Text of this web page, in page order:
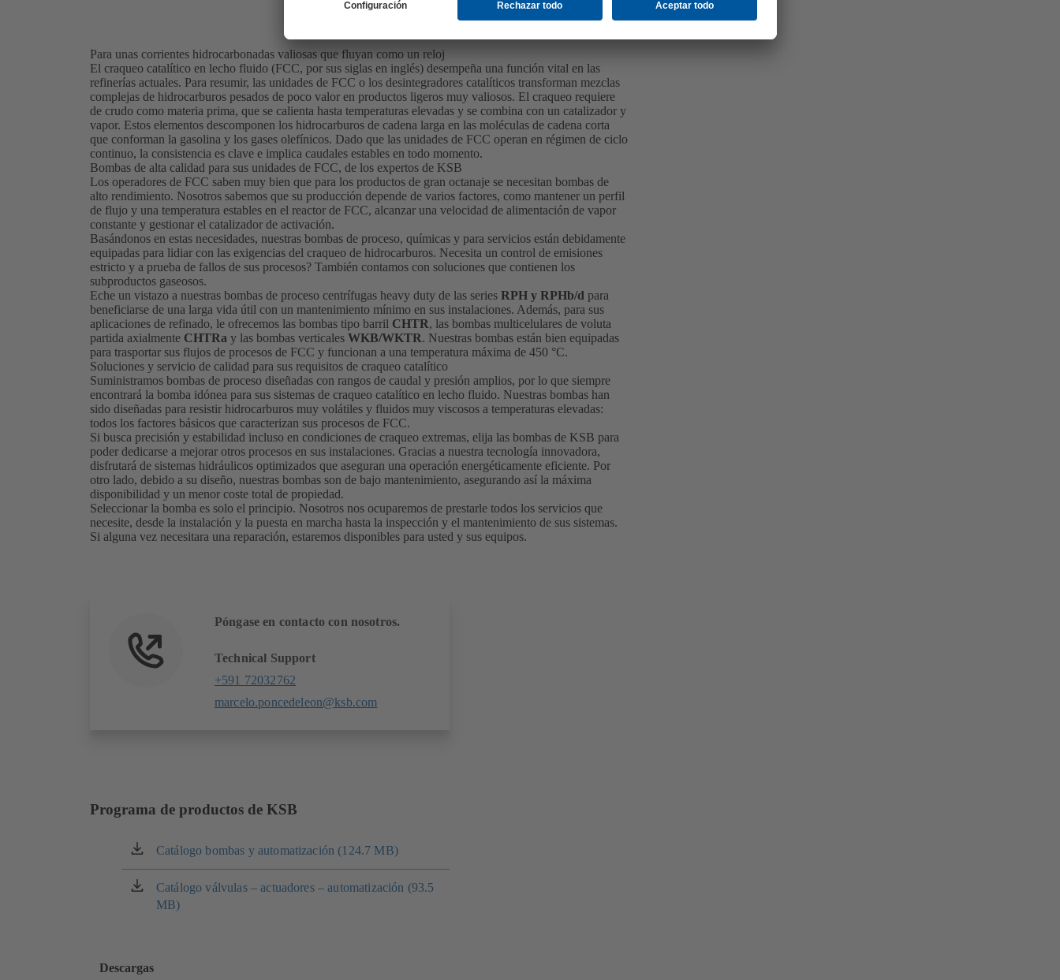
Para unas corrientes hidrocarbonadas valiosas que fluyan como un reloj
El craqueo catalítico en lecho fluido (FCC, por sus siglas en inglés) desempeña una función vital en las
refinerías actuales. Para resumir, las unidades de FCC o los desintegradores catalíticos transforman mezclas
complejas de hidrocarburos pesados de poco valor en productos ligeros muy valiosos. El craqueo requiere
de crudo como materia prima, que se calienta hasta temperaturas elevadas y se combina con un catalizador y
vapor. Estos elementos descomponen los hidrocarburos de cadena larga en las moléculas de cadena corta
que conforman la gasolina y los gases olefínicos. Dado que las unidades de FCC operan en régimen de ciclo
continuo, la consistencia es clave e implica caudales estables en todo momento.
Bombas de alta calidad para sus unidades de FCC, de los expertos de KSB
Los operadores de FCC saben muy bien que para los productos de gran octanaje se necesitan bombas de
alto rendimiento. Nosotros sabemos que su producción depende de varios factores, como mantener un perfil
de flujo y una temperatura estables en el reactor de FCC, alcanzar una velocidad de alimentación de vapor
constante y gestionar el catalizador de activación.
Basándonos en estas necesidades, nuestras bombas de proceso, químicas y para servicios están debidamente
equipadas para lidiar con las exigencias del craqueo de hidrocarburos. Necesita un control de emisiones
estricto y a prueba de fallos de sus procesos? También contamos con soluciones que contienen los
subproductos gaseosos.
Eche un vistazo a nuestras bombas de proceso centrífugas heavy duty de las series RPH y RPHb/d para
beneficiarse de una larga vida útil con un mantenimiento mínimo en sus instalaciones. Además, para sus
aplicaciones de refinado, le ofrecemos las bombas tipo barril CHTR, las bombas multicelulares de voluta
partida axialmente CHTRa y las bombas verticales WKB/WKTR. Nuestras bombas están bien equipadas
para trasportar sus flujos de procesos de FCC y funcionan a una temperatura máxima de 450 °C.
Soluciones y servicio de calidad para sus requisitos de craqueo catalítico
Suministramos bombas de proceso diseñadas con rangos de caudal y presión amplios, por lo que siempre
encontrará la bomba idónea para sus sistemas de craqueo catalítico en lecho fluido. Nuestras bombas han
sido diseñadas para resistir hidrocarburos muy volátiles y fluidos muy viscosos a temperaturas elevadas:
todos los factores básicos que caracterizan sus procesos de FCC.
Si busca precisión y estabilidad incluso en condiciones de craqueo extremas, elija las bombas de KSB para
poder dedicarse a mejorar otros procesos en sus instalaciones. Gracias a nuestra tecnología innovadora,
disfrutará de sistemas hidráulicos optimizados que aseguran una operación energéticamente eficiente. Por
otro lado, debido a su diseño, nuestras bombas son de bajo mantenimiento, asegurando así la máxima
disponibilidad y un menor coste total de propiedad.
Seleccionar la bomba es solo el principio. Nosotros nos ocuparemos de prestarle todos los servicios que
necesite, desde la instalación y la puesta en marcha hasta la inspección y el mantenimiento de sus sistemas.
Si alguna vez necesitara una reparación, estaremos disponibles para usted y sus equipos.
Póngase en contacto con nosotros.
Technical Support
+591 72032762
marcelo.poncedeleon@ksb.com
Programa de productos de KSB
Catálogo bombas y automatización (124.7 MB)
(se
abre
en
una
Catálogo válvulas – actuadores – automatización (93.5
MB)
(se
abre
Descargas